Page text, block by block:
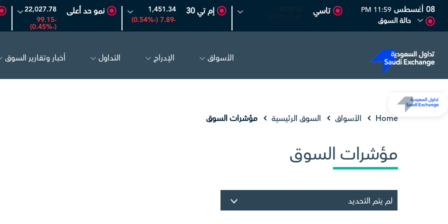
أديس
08 أغسطس
11:59 PM
حالة السوق
تاسي
12,707.05
-32.47 (-0.25%)
إم تي 30
1,451.34
-7.89 (-0.54%)
نمو حد أعلى
22,027.78
-99.15
(-0.45%)
الأسواق الإدراج التداول أخبار وتقارير السوق
Home الأسواق السوق الرئيسية مؤشرات السوق
مؤشرات السوق
لم يتم التحديد